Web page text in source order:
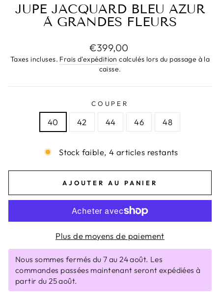
JUPE JACQUARD BLEU AZUR
À GRANDES FLEURS
Prix
régulier
€399,00
Taxes incluses. Frais d'expédition calculés lors du passage à la
caisse.
COUPER
40 42 44 46 48
Stock faible, 4 articles restants
AJOUTER AU PANIER
Plus de moyens de paiement
Nous sommes fermés du 7 au 24 août. Les
commandes passées maintenant seront expédiées à
partir du 25 août.